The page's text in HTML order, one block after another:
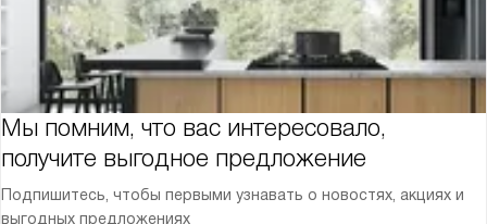
Мы помним, что вас интересовало,
получите выгодное предложение
Подпишитесь, чтобы первыми узнавать о новостях, акциях и
выгодных предложениях